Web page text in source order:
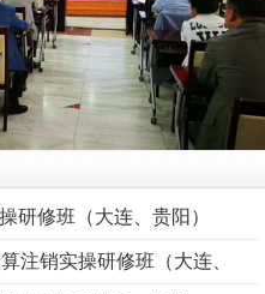
研修班（大连、贵阳）
注销实操研修班（大连、